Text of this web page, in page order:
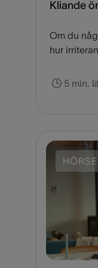
Kliande
Om du
hur
tops och
med det.
behandla
orsakar
5 min.